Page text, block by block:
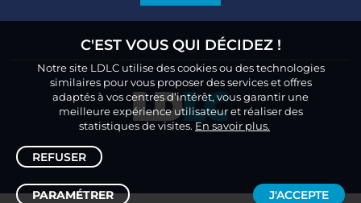
C'EST VOUS QUI DÉCIDEZ !
Notre site LDLC utilise des cookies ou des technologies
similaires pour vous proposer des services et offres
adaptés à vos centres d’intérêt, vous garantir une
meilleure expérience utilisateur et réaliser des
statistiques de visites. En savoir plus.
REFUSER
PARAMÉTRER J'ACCEPTE